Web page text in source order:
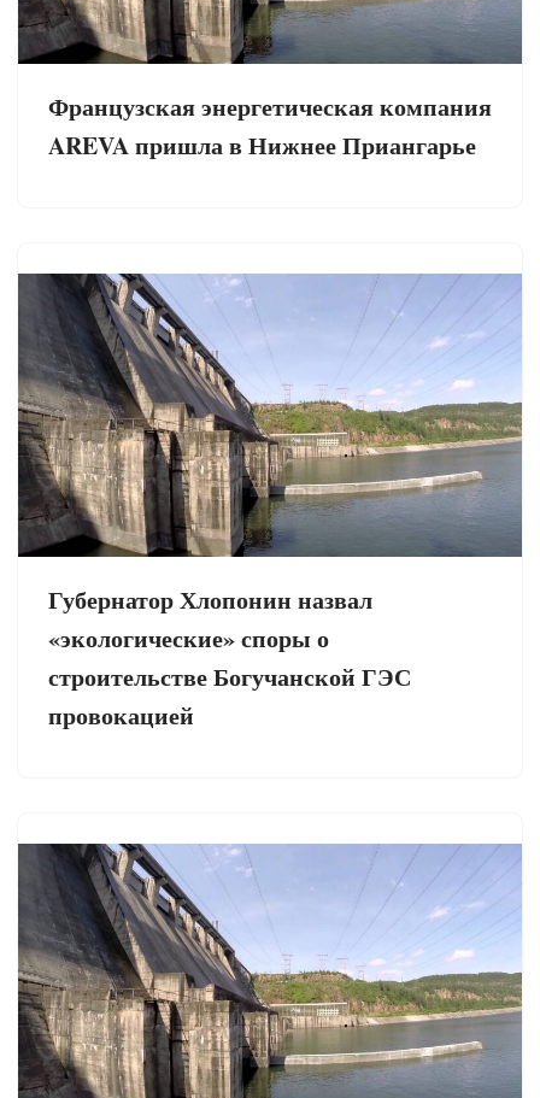
Французская энергетическая компания
AREVA пришла в Нижнее Приангарье
Губернатор Хлопонин назвал
«экологические» споры о
строительстве Богучанской ГЭС
провокацией